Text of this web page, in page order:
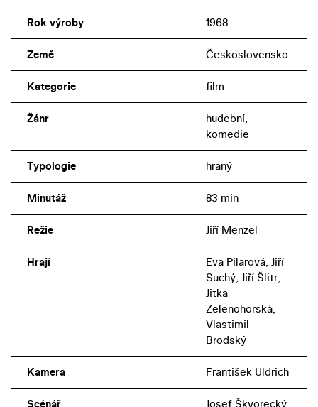
už nic jiného, než si společně zazpívat.
Rok výroby 1968
Země Československo
Kategorie film
Žánr
hudební,
komedie
Typologie hraný
Minutáž 83 min
Režie Jiří Menzel
Hrají
Eva Pilarová, Jiří
Suchý, Jiří Šlitr,
Jitka
Zelenohorská,
Vlastimil
Brodský
Kamera František Uldrich